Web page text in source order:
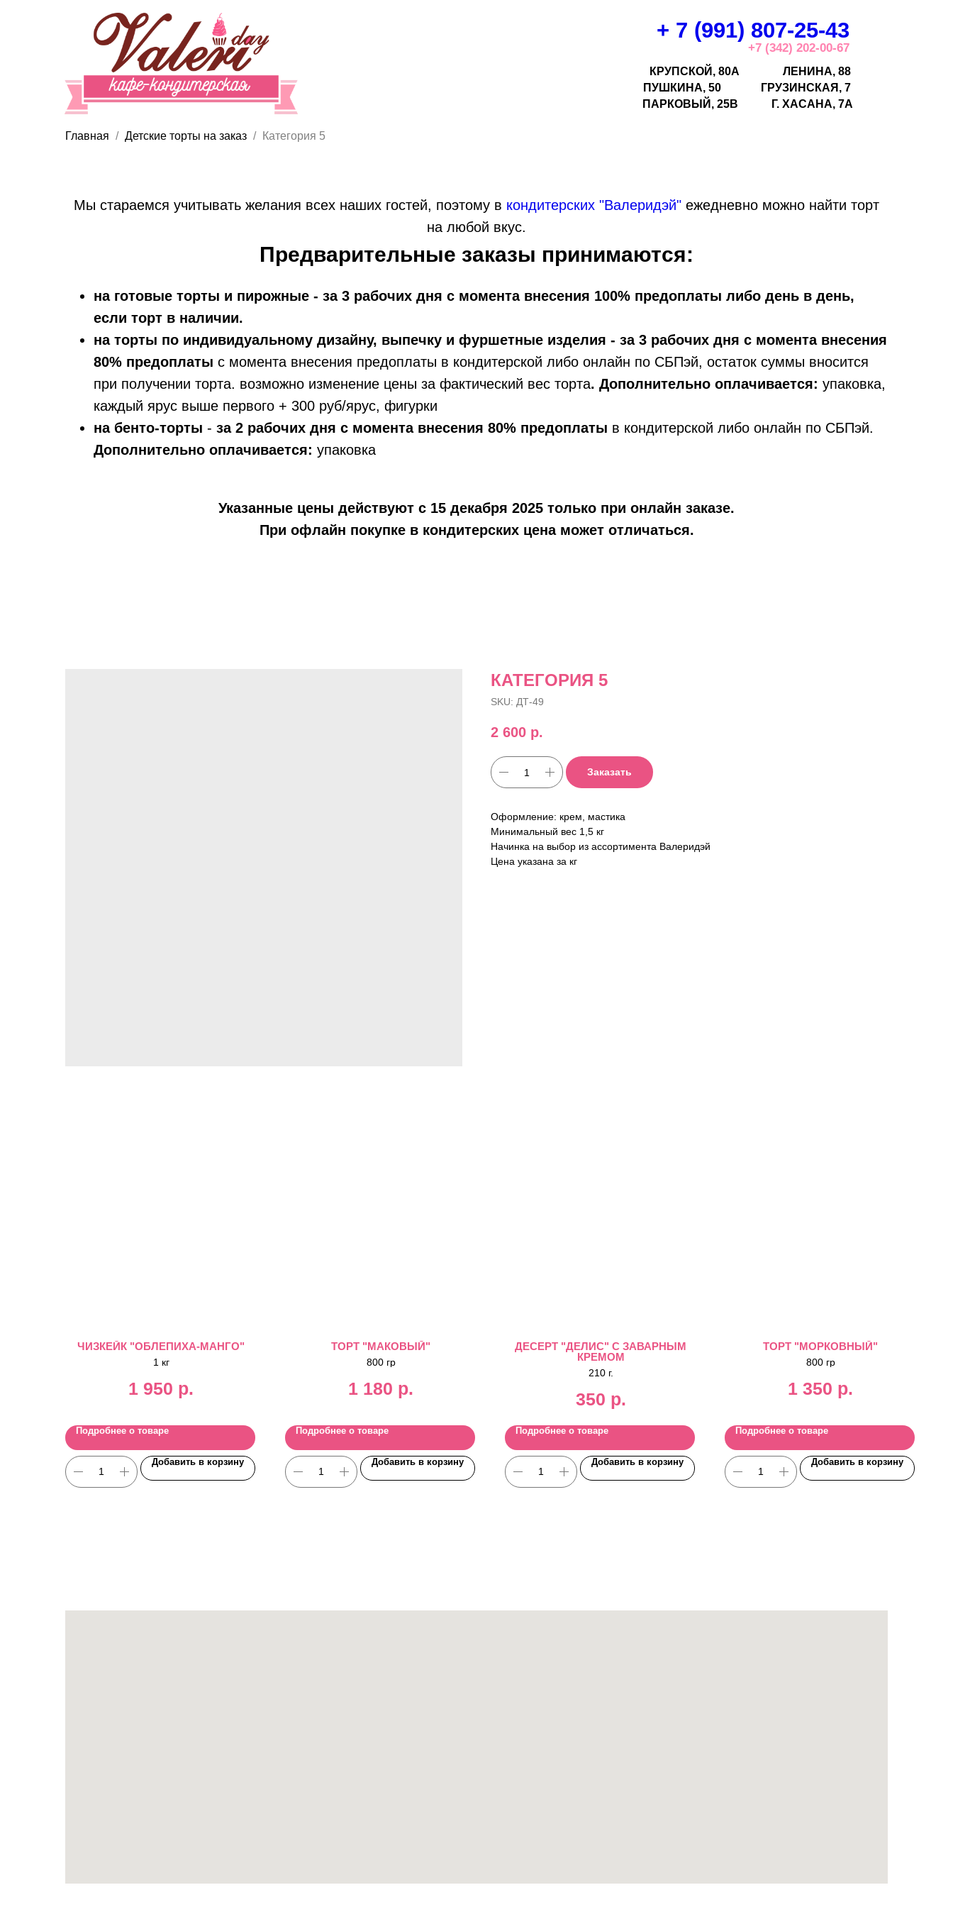
+ 7 (991) 807-25-43
КРУПСКОЙ, 80А
ЛЕНИНА, 88
ПУШКИНА, 50
ГРУЗИНСКАЯ, 7
Г. ХАСАНА, 7А
ПАРКОВЫЙ, 25В
+7 (342) 202-00-67
Главная Детские торты на заказ Категория 5
Мы стараемся учитывать желания всех наших гостей, поэтому в кондитерских "Валеридэй" ежедневно можно найти торт
на любой вкус.
Предварительные заказы принимаются:
на готовые торты и пирожные - за 3 рабочих дня с момента внесения 100% предоплаты либо день в день,
если торт в наличии.
на торты по индивидуальному дизайну, выпечку и фуршетные изделия - за 3 рабочих дня с момента внесения
80% предоплаты с момента внесения предоплаты в кондитерской либо онлайн по СБПэй, остаток суммы вносится
при получении торта. возможно изменение цены за фактический вес торта. Дополнительно оплачивается: упаковка,
каждый ярус выше первого + 300 руб/ярус, фигурки
на бенто-торты - за 2 рабочих дня с момента внесения 80% предоплаты в кондитерской либо онлайн по СБПэй.
Дополнительно оплачивается: упаковка
Указанные цены действуют с 15 декабря 2025 только при онлайн заказе.
При офлайн покупке в кондитерских цена может отличаться.
КАТЕГОРИЯ 5
SKU: ДТ-49
2 600 р.
Заказать
Оформление: крем, мастика
Минимальный вес 1,5 кг
Начинка на выбор из ассортимента Валеридэй
Цена указана за кг
ЧИЗКЕЙК "ОБЛЕПИХА-МАНГО"
1 кг
1 950 р.
Подробнее о товаре
Добавить в корзину
ТОРТ "МАКОВЫЙ"
800 гр
1 180 р.
Подробнее о товаре
Добавить в корзину
ДЕСЕРТ "ДЕЛИС" С ЗАВАРНЫМ
КРЕМОМ
210 г.
350 р.
Подробнее о товаре
Добавить в корзину
ТОРТ "МОРКОВНЫЙ"
800 гр
1 350 р.
Подробнее о товаре
Добавить в корзину